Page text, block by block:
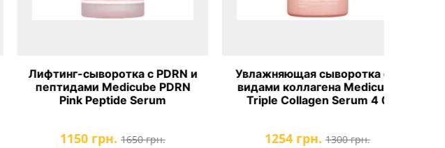
Лифтинг-сыворотка с PDRN и
пептидами Medicube PDRN
Pink Peptide Serum
1150 грн. 1650 грн.
Увлажняющая сыворотка с 8
видами коллагена Medicube
Triple Collagen Serum 4 0
1254 грн. 1300 грн.